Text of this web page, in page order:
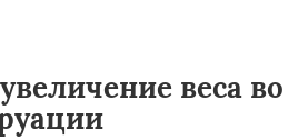
веса во